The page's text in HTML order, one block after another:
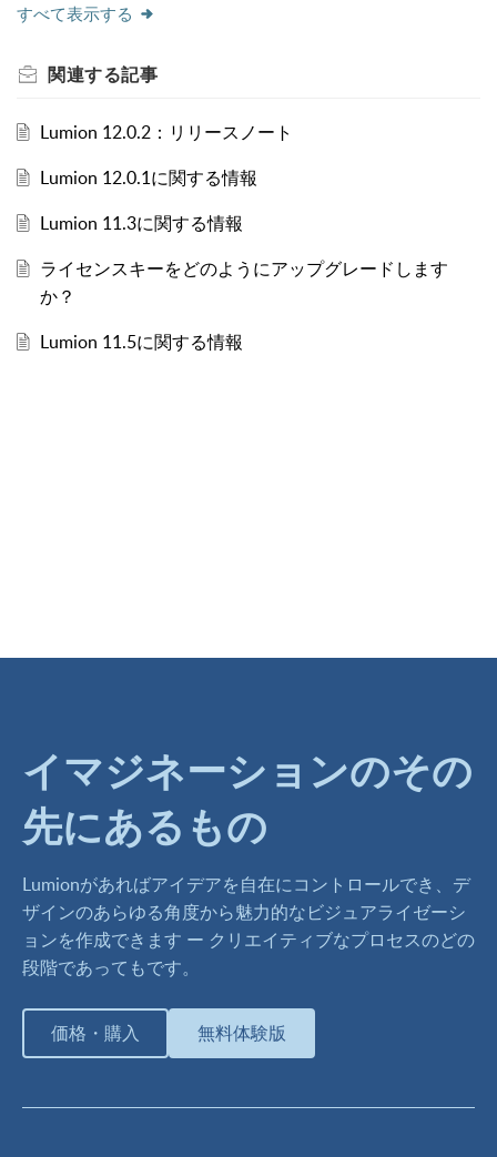
すべて表示する
関連する記事
Lumion 12.0.2：リリースノート
Lumion 12.0.1に関する情報
Lumion 11.3に関する情報
ライセンスキーをどのようにアップグレードします
か？
Lumion 11.5に関する情報
イマジネーションのその
先にあるもの
Lumionがあればアイデアを自在にコントロールでき、デ
ザインのあらゆる角度から魅力的なビジュアライゼーシ
ョンを作成できます ー クリエイティブなプロセスのどの
段階であってもです。
価格・購入 無料体験版